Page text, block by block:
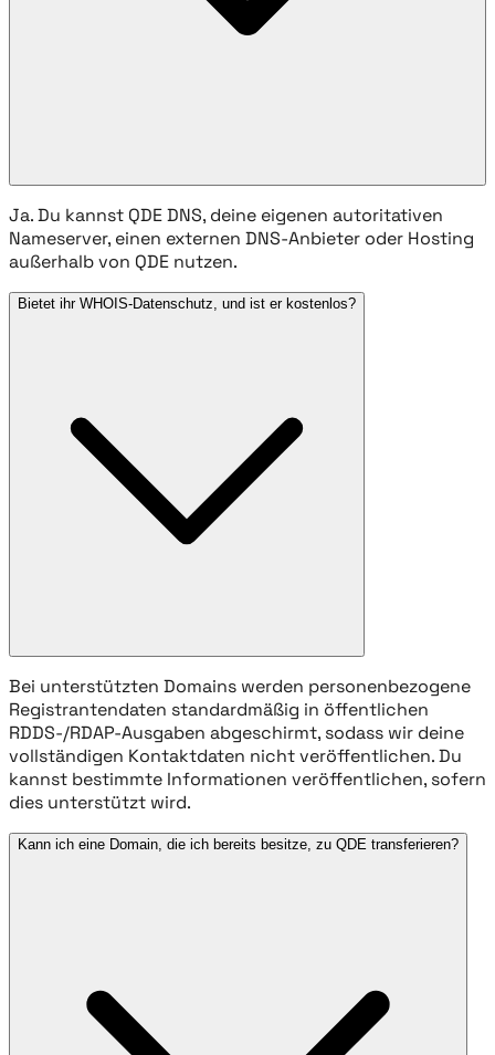
Ja. Du kannst QDE DNS, deine eigenen autoritativen
Nameserver, einen externen DNS-Anbieter oder Hosting
außerhalb von QDE nutzen.
Bietet ihr WHOIS-Datenschutz, und ist er kostenlos?
Bei unterstützten Domains werden personenbezogene
Registrantendaten standardmäßig in öffentlichen
RDDS-/RDAP-Ausgaben abgeschirmt, sodass wir deine
vollständigen Kontaktdaten nicht veröffentlichen. Du
kannst bestimmte Informationen veröffentlichen, sofern
dies unterstützt wird.
Kann ich eine Domain, die ich bereits besitze, zu QDE transferieren?